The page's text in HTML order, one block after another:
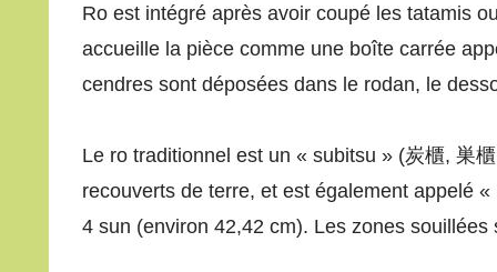
Ro est intégré après avoir coupé les tatamis
accueille la pièce comme une boîte carrée
cendres sont déposées dans le rodan, le
Le ro traditionnel est un « subitsu » (炭櫃, 巣
recouverts de terre, et est également appelé
4 sun (environ 42,42 cm). Les zones